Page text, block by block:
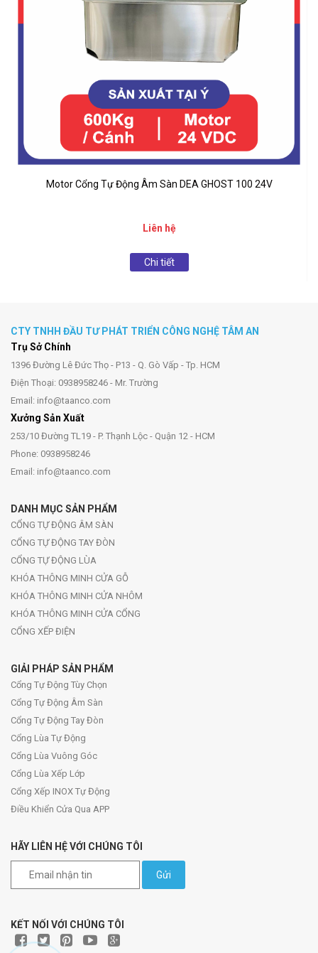
Motor Cổng Tự Động Âm Sàn DEA GHOST 100 24V
Liên hệ
Chi tiết
CTY TNHH ĐẦU TƯ PHÁT TRIỂN CÔNG NGHỆ TÂM AN
Trụ Sở Chính
1396 Đường Lê Đức Thọ - P13 - Q. Gò Vấp - Tp. HCM
Điện Thoại: 0938958246 - Mr. Trường
Email: info@taanco.com
Xưởng Sản Xuất
253/10 Đường TL19 - P. Thạnh Lộc - Quận 12 - HCM
Phone: 0938958246
Email: info@taanco.com
DANH MỤC SẢN PHẨM
CỔNG TỰ ĐỘNG ÂM SÀN
CỔNG TỰ ĐỘNG TAY ĐÒN
CỔNG TỰ ĐỘNG LÙA
KHÓA THÔNG MINH CỬA GỖ
KHÓA THÔNG MINH CỬA NHÔM
KHÓA THÔNG MINH CỬA CỔNG
CỔNG XẾP ĐIỆN
GIẢI PHÁP SẢN PHẨM
Cổng Tự Động Tùy Chọn
Cổng Tự Động Âm Sàn
Cổng Tự Động Tay Đòn
Cổng Lùa Tự Động
Cổng Lùa Vuông Góc
Cổng Lùa Xếp Lớp
Cổng Xếp INOX Tự Động
Điều Khiển Cửa Qua APP
HÃY LIÊN HỆ VỚI CHÚNG TÔI
Gửi
KẾT NỐI VỚI CHÚNG TÔI